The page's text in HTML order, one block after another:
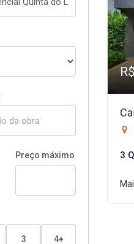
Preço máximo
3 4+
3